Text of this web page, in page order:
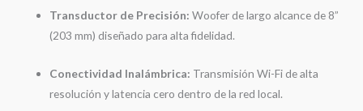
Transductor de Precisión: Woofer de largo alcance de 8”
(203 mm) diseñado para alta fidelidad.
Conectividad Inalámbrica: Transmisión Wi-Fi de alta
resolución y latencia cero dentro de la red local.